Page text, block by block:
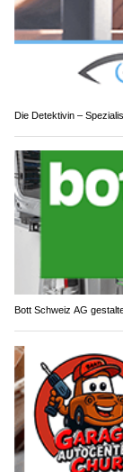
Die Detektivin –
Bott Schweiz AG